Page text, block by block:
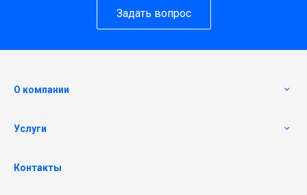
Задать вопрос
О компании
Услуги
Контакты